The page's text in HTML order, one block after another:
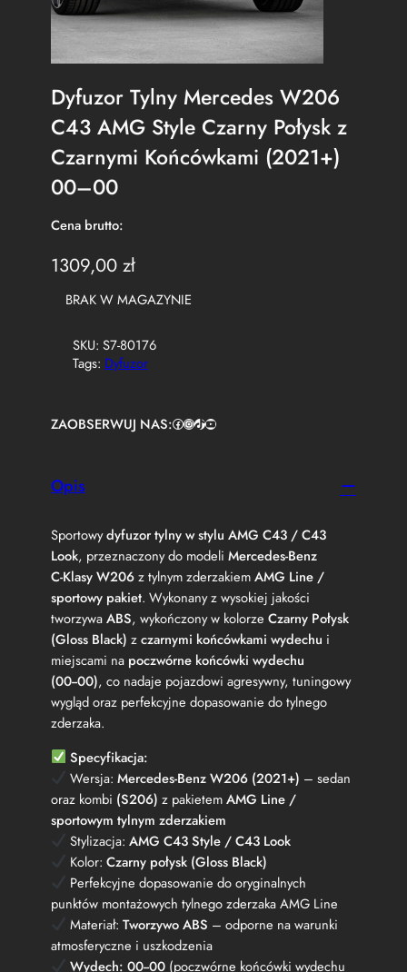
Dyfuzor Tylny Mercedes W206
C43 AMG Style Czarny Połysk z
Czarnymi Końcówkami (2021+)
00–00
Cena brutto:
1309,00 zł
BRAK W MAGAZYNIE
SKU: S7-80176
Tags: Dyfuzor
ZAOBSERWUJ NAS:Facebook https://www.instagram.com/tuningbaza.pl https://www.tiktok.com/@tuningbaza.pl YouTube
Opis
Sportowydyfuzor tylny w stylu AMG C43 / C43
Look, przeznaczony do modeli Mercedes‑Benz
C‑Klasy W206z tylnym zderzakiemAMG Line /
sportowy pakiet. Wykonany z wysokiej jakości
tworzywaABS, wykończony w kolorze Czarny Połysk
(Gloss Black) zczarnymi końcówkami wydechu i
miejscami na poczwórne końcówki wydechu
(00‑‑00), co nadaje pojazdowi agresywny, tuningowy
wygląd oraz perfekcyjne dopasowanie do tylnego
zderzaka.
Specyfikacja:
Wersja: Mercedes‑Benz W206 (2021+) – sedan
oraz kombi (S206) z pakietemAMG Line /
sportowym tylnym zderzakiem
Stylizacja: AMG C43 Style / C43 Look
Kolor: Czarny połysk (Gloss Black)
Perfekcyjne dopasowanie do oryginalnych
punktów montażowych tylnego zderzaka AMG Line
Materiał: Tworzywo ABS – odporne na warunki
atmosferyczne i uszkodzenia
Wydech: 00‑‑00(poczwórne końcówki wydechu